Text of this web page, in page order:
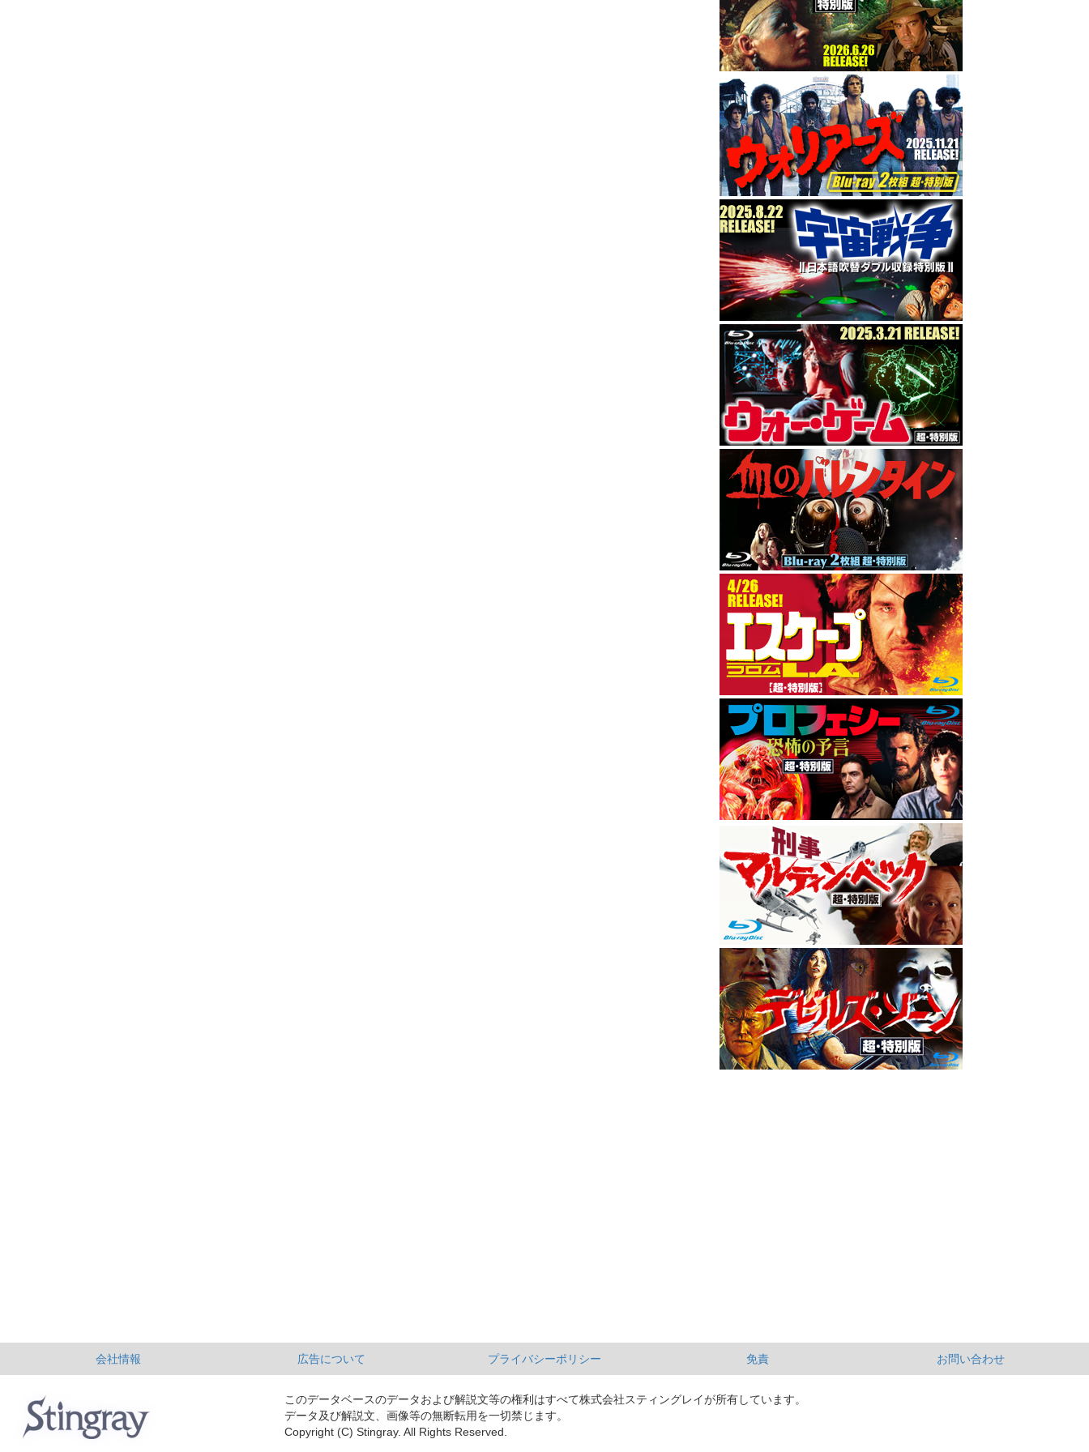
会社情報 広告について プライバシーポリシー 免責 お問い合わせ
このデータベースのデータおよび解説文等の権利はすべて株式会社スティングレイが所有しています。
データ及び解説文、画像等の無断転用を一切禁じます。
Copyright (C) Stingray. All Rights Reserved.